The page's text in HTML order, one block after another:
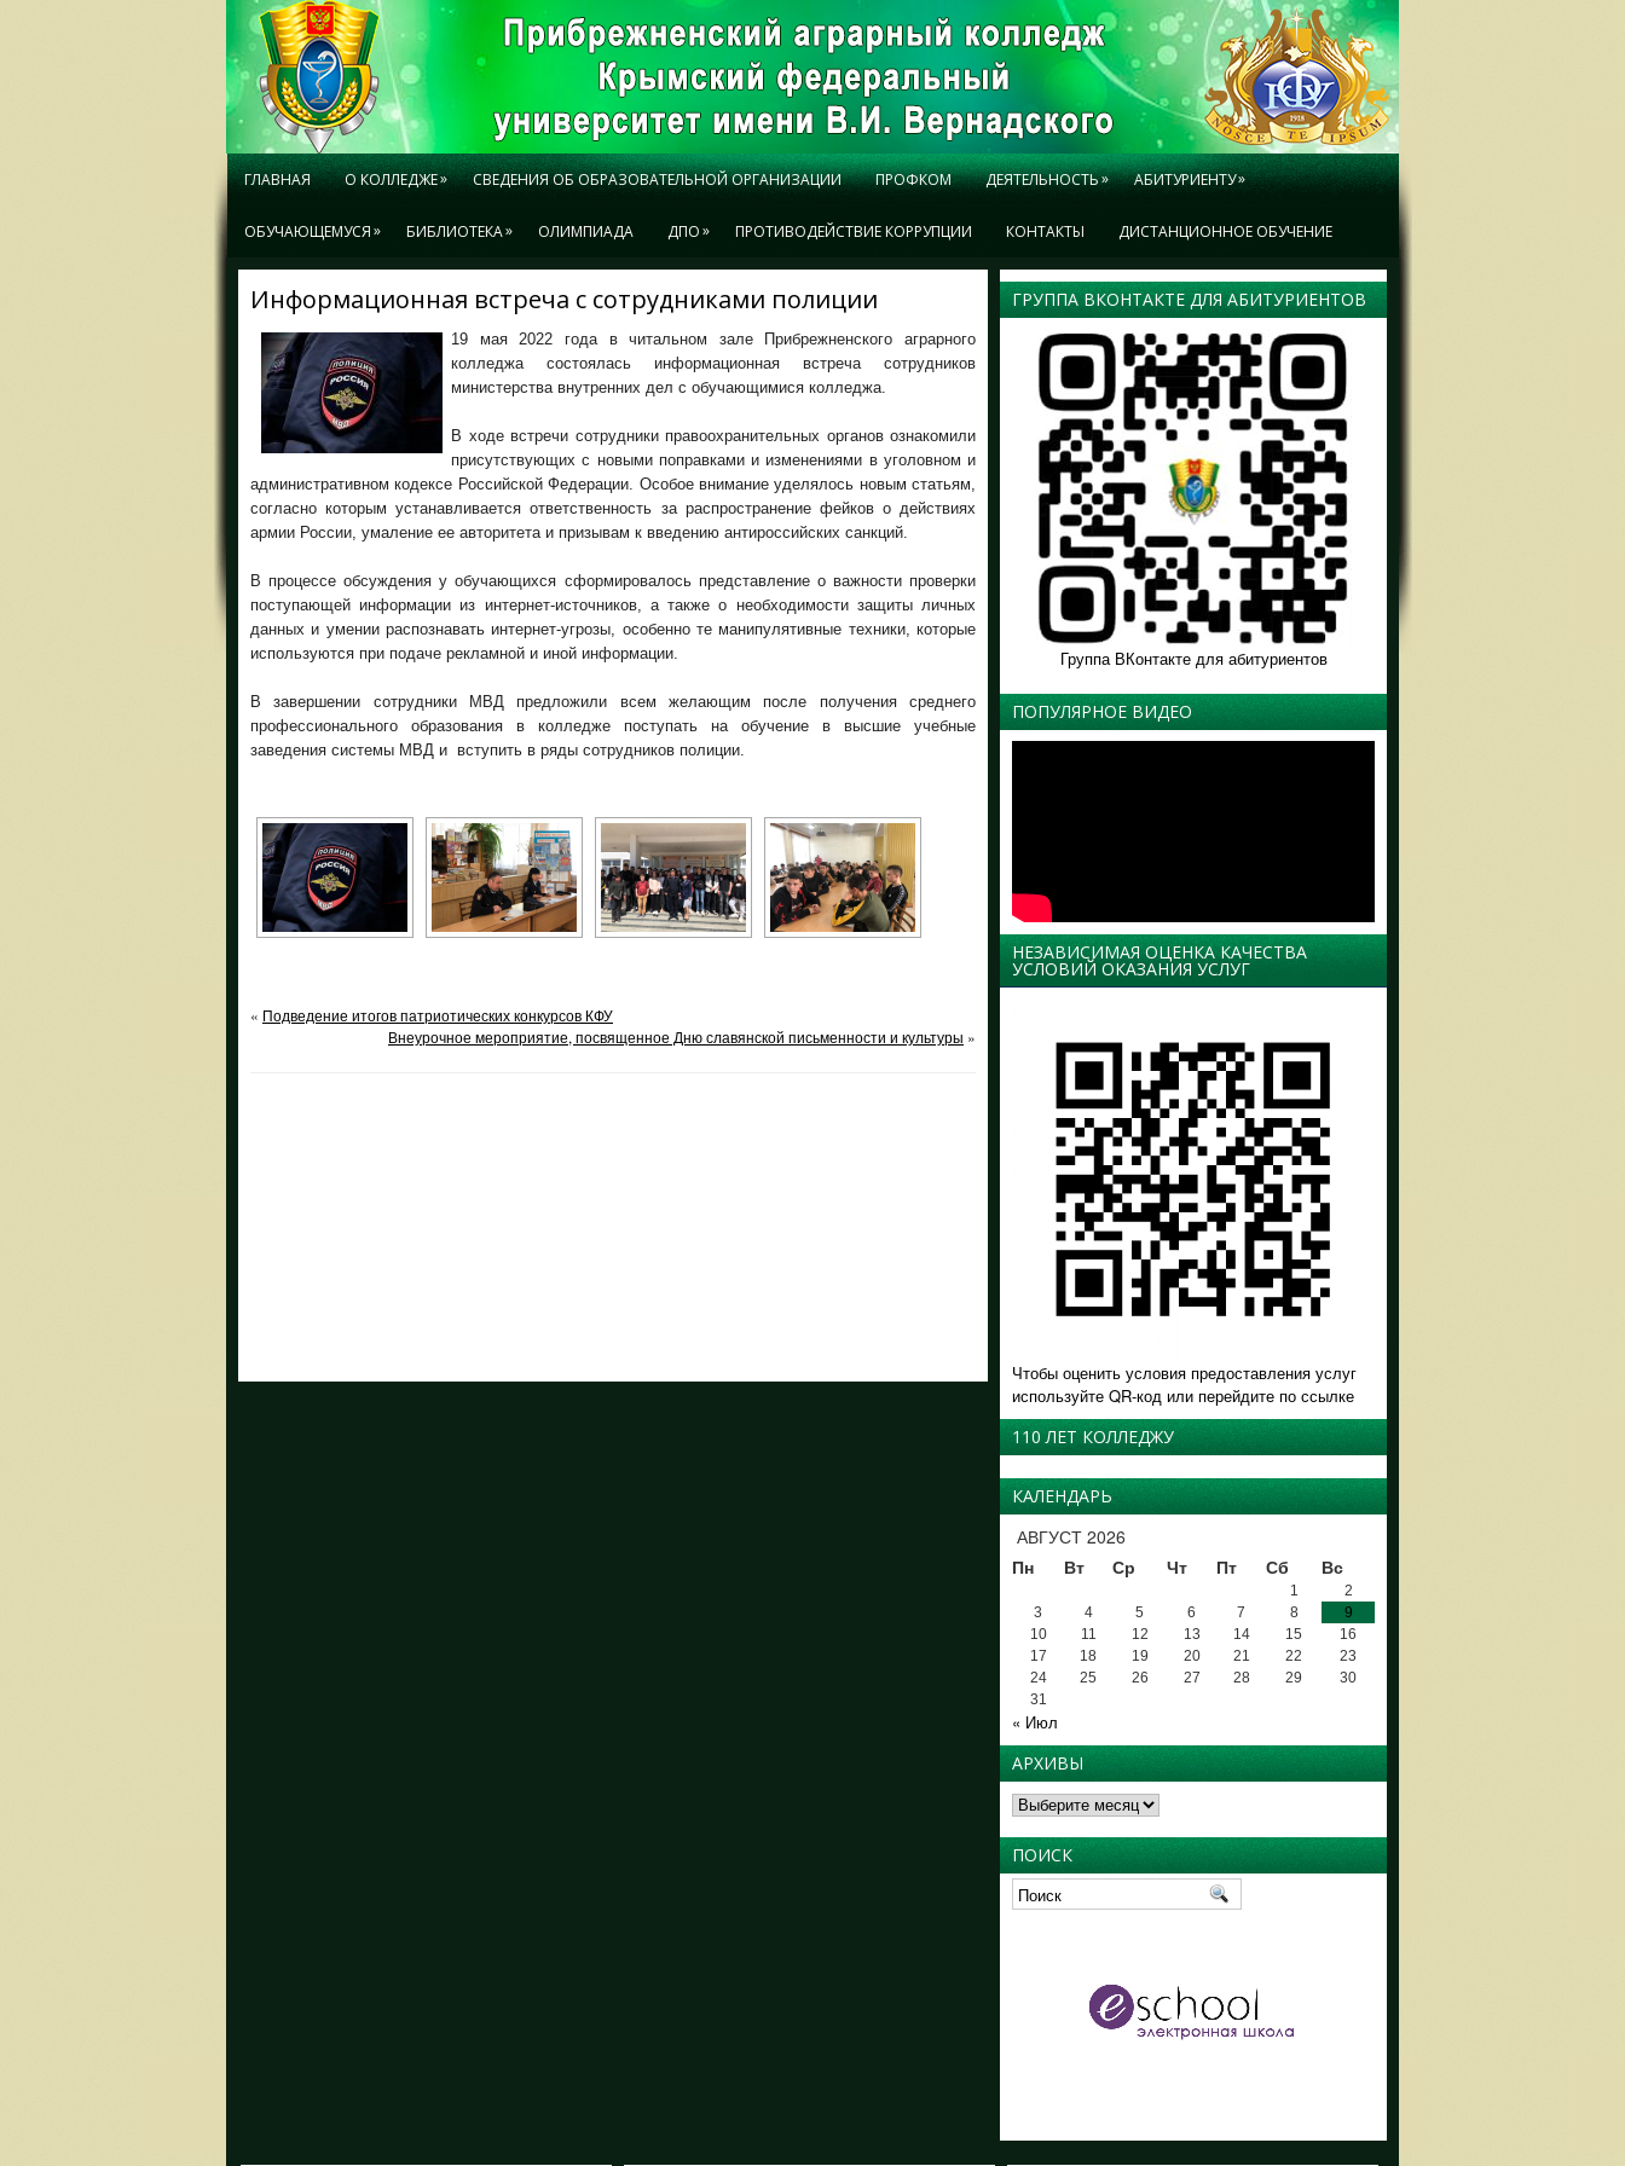
ГЛАВНАЯ О КОЛЛЕДЖЕ» СВЕДЕНИЯ ОБ ОБРАЗОВАТЕЛЬНОЙ ОРГАНИЗАЦИИ ПРОФКОМ ДЕЯТЕЛЬНОСТЬ» АБИТУРИЕНТУ»
ОБУЧАЮЩЕМУСЯ» БИБЛИОТЕКА» ОЛИМПИАДА ДПО» ПРОТИВОДЕЙСТВИЕ КОРРУПЦИИ КОНТАКТЫ ДИСТАНЦИОННОЕ ОБУЧЕНИЕ
Информационная встреча с сотрудниками полиции
19 мая 2022 года в читальном зале Прибрежненского аграрного
колледжа состоялась информационная встреча сотрудников
министерства внутренних дел с обучающимися колледжа.
В ходе встречи сотрудники правоохранительных органов ознакомили
присутствующих с новыми поправками и изменениями в уголовном и
административном кодексе Российской Федерации. Особое внимание уделялось новым статьям,
согласно которым устанавливается ответственность за распространение фейков о действиях
армии России, умаление ее авторитета и призывам к введению антироссийских санкций.
В процессе обсуждения у обучающихся сформировалось представление о важности проверки
поступающей информации из интернет-источников, а также о необходимости защиты личных
данных и умении распознавать интернет-угрозы, особенно те манипулятивные техники, которые
используются при подаче рекламной и иной информации.
В завершении сотрудники МВД предложили всем желающим после получения среднего
профессионального образования в колледже поступать на обучение в высшие учебные
заведения системы МВД и вступить в ряды сотрудников полиции.
« Подведение итогов патриотических конкурсов КФУ
Внеурочное мероприятие, посвященное Дню славянской письменности и культуры »
ГРУППА ВКОНТАКТЕ ДЛЯ АБИТУРИЕНТОВ
Группа ВКонтакте для абитуриентов
ПОПУЛЯРНОЕ ВИДЕО
НЕЗАВИСИМАЯ ОЦЕНКА КАЧЕСТВА
УСЛОВИЙ ОКАЗАНИЯ УСЛУГ
Чтобы оценить условия предоставления услуг
используйте QR-код или перейдите по ссылке
110 ЛЕТ КОЛЛЕДЖУ
КАЛЕНДАРЬ
АВГУСТ 2026
Пн
Вт Ср Чт Пт Сб Вс
1
2
3
4 5 6 7 8
9
10
11 12 13 14 15
16
17
18 19 20 21 22
23
24
25 26 27 28 29
30
31
« Июл
АРХИВЫ
Архивы
ПОИСК